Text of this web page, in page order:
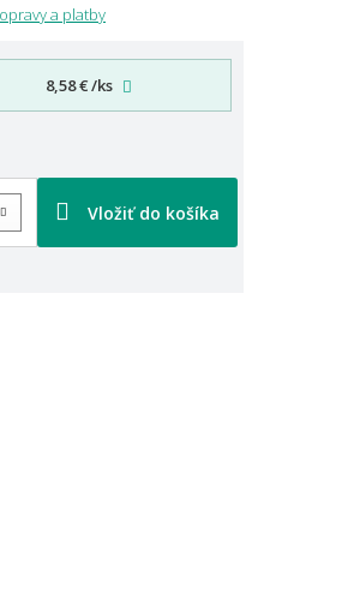
a platby
8,58 €/ks
Vložiť do košíka